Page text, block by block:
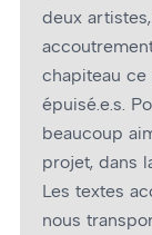
deux
chapiteau
épuisé.e.s.
beaucoup
projet, dans
Les textes
nous